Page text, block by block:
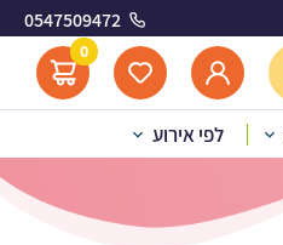
0547509472
0
לפי אירוע